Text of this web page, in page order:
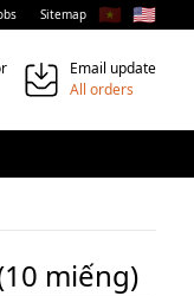
Sitemap 🇻🇳 🇺🇸
Email update
All orders
miếng)